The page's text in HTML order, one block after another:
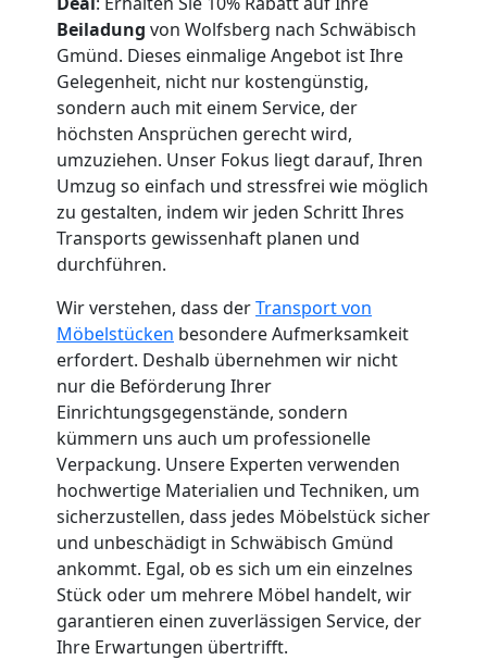
Beiladung von Wolfsberg nach Schwäbisch
Gmünd. Dieses einmalige Angebot ist Ihre
Gelegenheit, nicht nur kostengünstig,
sondern auch mit einem Service, der
höchsten Ansprüchen gerecht wird,
umzuziehen. Unser Fokus liegt darauf, Ihren
Umzug so einfach und stressfrei wie möglich
zu gestalten, indem wir jeden Schritt Ihres
Transports gewissenhaft planen und
durchführen.
Wir verstehen, dass derTransport von
Möbelstücken besondere Aufmerksamkeit
erfordert. Deshalb übernehmen wir nicht
nur die Beförderung Ihrer
Einrichtungsgegenstände, sondern
kümmern uns auch um professionelle
Verpackung. Unsere Experten verwenden
hochwertige Materialien und Techniken, um
sicherzustellen, dass jedes Möbelstück sicher
und unbeschädigt in Schwäbisch Gmünd
ankommt. Egal, ob es sich um ein einzelnes
Stück oder um mehrere Möbel handelt, wir
garantieren einen zuverlässigen Service, der
Ihre Erwartungen übertrifft.
Küchenumzug
Wolfsberg
Umzug
und
Lagerung
Wolfsberg
Full-
Service-
Umzug
Wolfsberg